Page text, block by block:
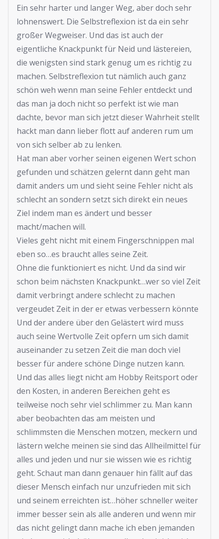
Ein sehr harter und langer Weg, aber doch sehr
lohnenswert. Die Selbstreflexion ist da ein sehr
großer Wegweiser. Und das ist auch der
eigentliche Knackpunkt für Neid und lästereien,
die wenigsten sind stark genug um es richtig zu
machen. Selbstreflexion tut nämlich auch ganz
schön weh wenn man seine Fehler entdeckt und
das man ja doch nicht so perfekt ist wie man
dachte, bevor man sich jetzt dieser Wahrheit stellt
hackt man dann lieber flott auf anderen rum um
von sich selber ab zu lenken.
Hat man aber vorher seinen eigenen Wert schon
gefunden und schätzen gelernt dann geht man
damit anders um und sieht seine Fehler nicht als
schlecht an sondern setzt sich direkt ein neues
Ziel indem man es ändert und besser
macht/machen will.
Vieles geht nicht mit einem Fingerschnippen mal
eben so…es braucht alles seine Zeit.
Ohne die funktioniert es nicht. Und da sind wir
schon beim nächsten Knackpunkt…wer so viel Zeit
damit verbringt andere schlecht zu machen
vergeudet Zeit in der er etwas verbessern könnte
Und der andere über den Gelästert wird muss
auch seine Wertvolle Zeit opfern um sich damit
auseinander zu setzen Zeit die man doch viel
besser für andere schöne Dinge nutzen kann.
Und das alles liegt nicht am Hobby Reitsport oder
den Kosten, in anderen Bereichen geht es
teilweise noch sehr viel schlimmer zu. Man kann
aber beobachten das am meisten und
schlimmsten die Menschen motzen, meckern und
lästern welche meinen sie sind das Allheilmittel für
alles und jeden und nur sie wissen wie es richtig
geht. Schaut man dann genauer hin fällt auf das
dieser Mensch einfach nur unzufrieden mit sich
und seinem erreichten ist…höher schneller weiter
immer besser sein als alle anderen und wenn mir
das nicht gelingt dann mache ich eben jemanden